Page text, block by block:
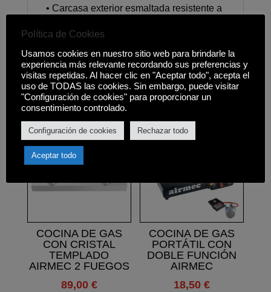
• Carcasa exterior esmaltada resistente a
• Medidas: 57,7x27,8x5,3 cm (An x L x Al),
Productos relacionados
COCINA DE GAS
CON CRISTAL
TEMPLADO
AIRMEC 2 FUEGOS
89,00 €
COCINA DE GAS
PORTÁTIL CON
DOBLE FUNCIÓN
AIRMEC
18,50€
Política de Cookies
Usamos cookies en nuestro sitio web para brindarle la
experiencia más relevante recordando sus preferencias y
visitas repetidas. Al hacer clic en "Aceptar todo", acepta el
uso de TODAS las cookies. Sin embargo, puede visitar
"Configuración de cookies" para proporcionar un
consentimiento controlado.
Configuración de cookies Rechazar todo
Aceptar todo